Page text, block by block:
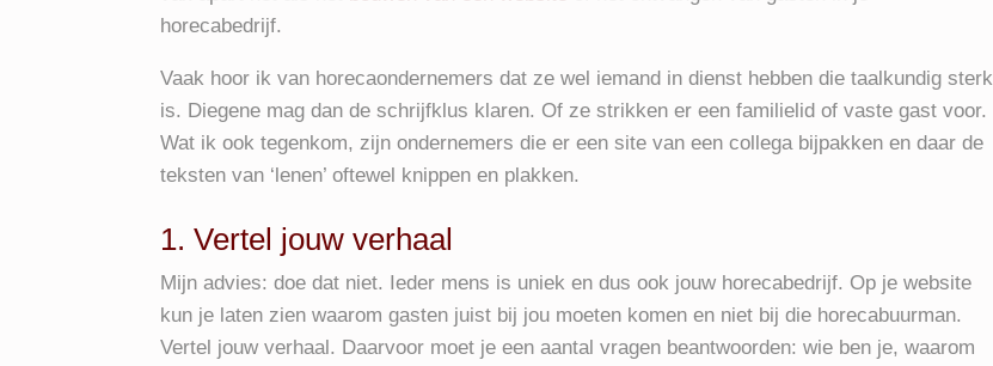
horecabedrijf.
Vaak hoor ik van horecaondernemers dat ze wel iemand in dienst hebben die taalkundig sterk
is. Diegene mag dan de schrijfklus klaren. Of ze strikken er een familielid of vaste gast voor.
Wat ik ook tegenkom, zijn ondernemers die er een site van een collega bijpakken en daar de
teksten van ‘lenen’ oftewel knippen en plakken.
1. Vertel jouw verhaal
Mijn advies: doe dat niet. Ieder mens is uniek en dus ook jouw horecabedrijf. Op je website
kun je laten zien waarom gasten juist bij jou moeten komen en niet bij die horecabuurman.
Vertel jouw verhaal. Daarvoor moet je een aantal vragen beantwoorden: wie ben je, waarom